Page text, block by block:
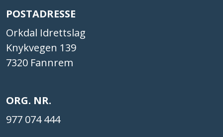
POSTADRESSE
Orkdal Idrettslag
Knykvegen 139
7320 Fannrem
ORG. NR.
977 074 444